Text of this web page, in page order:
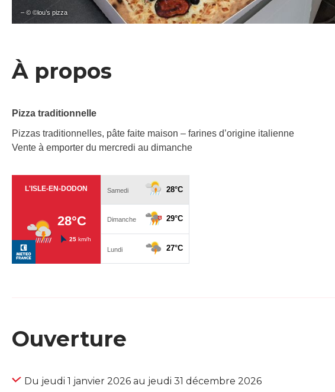
– © ©lou’s pizza
À propos
Pizza traditionnelle
Pizzas traditionnelles, pâte faite maison – farines d’origine italienne
Vente à emporter du mercredi au dimanche
Ouverture
Du jeudi 1 janvier 2026 au jeudi 31 décembre 2026